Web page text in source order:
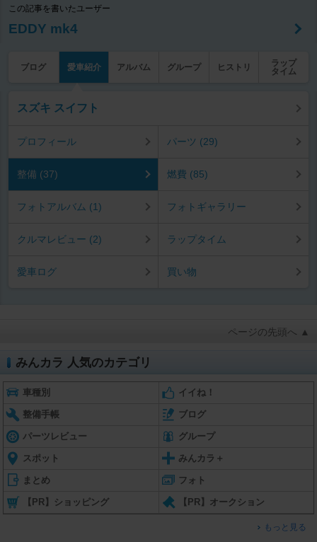
この記事を書いたユーザー
EDDY mk4
ブログ 愛車紹介 アルバム グループ ヒストリ
ラップ
タイム
スズキ スイフト
プロフィール パーツ (29)
整備 (37) 燃費 (85)
フォトアルバム (1) フォトギャラリー
クルマレビュー (2) ラップタイム
愛車ログ 買い物
ページの先頭へ ▲
みんカラ 人気のカテゴリ
車種別 イイね！
整備手帳 ブログ
パーツレビュー グループ
スポット みんカラ＋
まとめ フォト
【PR】ショッピング 【PR】オークション
もっと見る